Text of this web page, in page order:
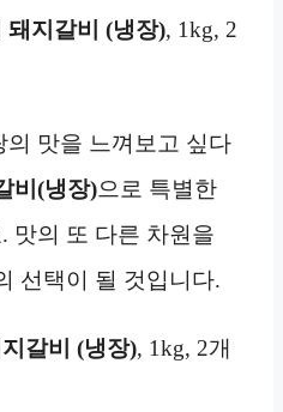
돼지갈비 (냉장), 1kg, 2
의 맛을 느껴보고 싶다
비(냉장)으로 특별한
맛의 또 다른 차원을
선택이 될 것입니다.
갈비 (냉장), 1kg, 2개